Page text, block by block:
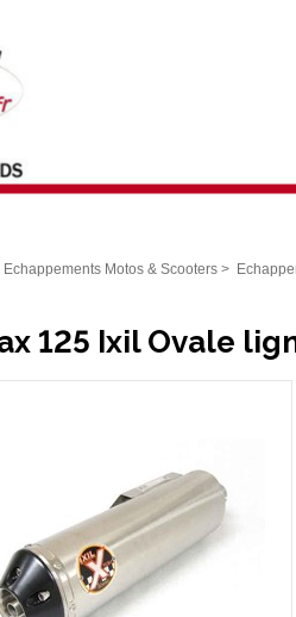
Echappements Motos & Scooters >
125 Ixil Ovale